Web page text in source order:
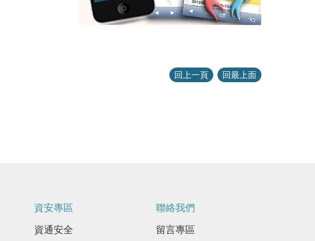
回上一頁 回最上面
資安專區
資通安全
聯絡我們
留言專區